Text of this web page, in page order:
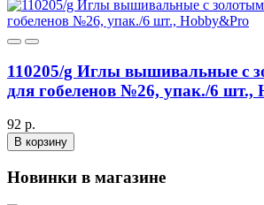
110205/g Иглы вышивальные с
для гобеленов №26, упак./6 шт.,
92 р.
В корзину
Новинки в магазине